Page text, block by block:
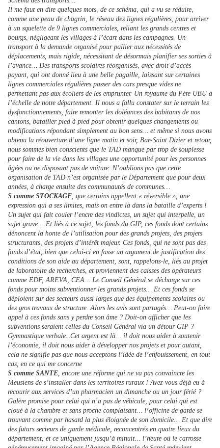
Il me faut en dire quelques mots, de ce schéma, qui a vu se réduire,
comme une peau de chagrin, le réseau des lignes régulières, pour arriver
à un squelette de 9 lignes commerciales, reliant les grands centres et
bourgs, négligeant les villages à l’écart dans les campagnes. Un
transport à la demande organisé pour pallier aux nécessités de
déplacements, mais rigide, nécessitant de désormais planifier ses sorties à
l’avance… Des transports scolaires réorganisés, avec droit d’accès
payant, qui ont donné lieu à une belle pagaille, laissant sur certaines
lignes commerciales régulières passer des cars presque vides ne
permettant pas aux écoliers de les emprunter. Un royaume du Père UBU à
l’échelle de notre département. Il nous a fallu constater sur le terrain les
dysfonctionnements, faire remonter les doléances des habitants de nos
cantons, batailler pied à pied pour obtenir quelques changements ou
modifications répondant simplement au bon sens… et même si nous avons
obtenu la réouverture d’une ligne matin et soir, Bar-Saint Dizier et retour,
nous sommes bien conscients que le TAD manque par trop de souplesse
pour faire de la vie dans les villages une opportunité pour les personnes
âgées ou ne disposant pas de voiture. N’oublions pas que cette
organisation de TAD n’est organisée par le Département que pour deux
années, à charge ensuite des communautés de communes…
S comme STOCKAGE, que certains appellent « réversible », une
expression qui a ses limites, mais on entre là dans la bataille d’experts !
Un sujet qui fait couler l’encre des vindictes, un sujet qui interpelle, un
sujet grave… Et liés à ce sujet, les fonds du GIP, ces fonds dont certains
dénoncent la honte de l’utilisation pour des grands projets, des projets
structurants, des projets d’intérêt majeur. Ces fonds, qui ne sont pas des
fonds d’état, bien que celui-ci en fasse un argument de justification des
conditions de son aide au département, sont, rappelons-le, liés au projet
de laboratoire de recherches, et proviennent des caisses des opérateurs
comme EDF, AREVA, CEA… Le Conseil Général se décharge sur ces
fonds pour moins subventionner les grands projets… Et ces fonds se
déploient sur des secteurs aussi larges que des équipements scolaires ou
des gros travaux de structure. Alors les avis sont partagés… Peut-on faire
appel à ces fonds sans y perdre son âme ? Doit-on afficher que les
subventions seraient celles du Conseil Général via un détour GIP ?
Gymnastique verbale...Cet argent est là… il doit nous aider à soutenir
l’économie, il doit nous aider à développer nos projets et pour autant,
cela ne signifie pas que nous acceptons l’idée de l’enfouissement, en tout
cas, en ce qui me concerne
S comme SANTE, encore une réforme qui ne va pas convaincre les
Meusiens de s’installer dans les territoires ruraux ! Avez-vous déjà eu à
recourir aux services d’un pharmacien un dimanche ou un jour férié ?
Galère promise pour celui qui n’a pas de véhicule, pour celui qui est
cloué à la chambre et sans proche complaisant… l’officine de garde se
trouvant comme par hasard la plus éloignée de son domicile… Et que dire
des futurs secteurs de garde médicale, reconcentrés en quatre lieux du
département, et ce uniquement jusqu’à minuit… l’heure où le carrosse